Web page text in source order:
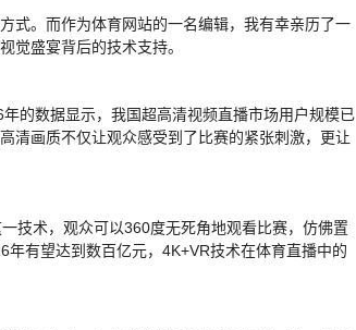
式。而作为体育网站的一名编辑，我有幸亲历了一
觉盛宴背后的技术支持。
的数据显示，我国超高清视频直播市场用户规模已
清画质不仅让观众感受到了比赛的紧张刺激，更让
技术，观众可以360度无死角地观看比赛，仿佛置
有望达到数百亿元，4K+VR技术在体育直播中的